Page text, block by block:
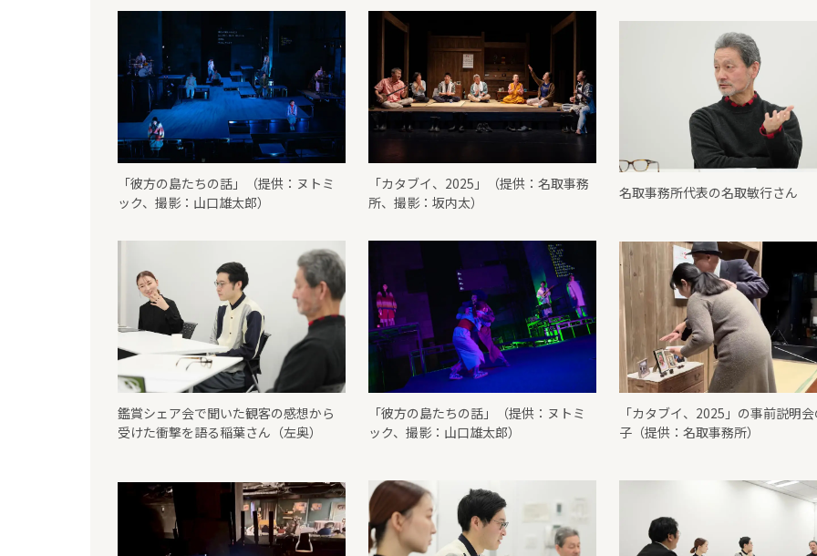
「彼方の島たちの話」（提供：ヌトミ
ック、撮影：山口雄太郎）
「カタブイ、2025」（提供：名取事務
所、撮影：坂内太）
名取事務所代表の名取敏行さん
鑑賞シェア会で聞いた観客の感想から
受けた衝撃を語る稲葉さん（左奥）
「彼方の島たちの話」（提供：ヌトミ
ック、撮影：山口雄太郎）
「カタブイ、2025」の事前説明
子（提供：名取事務所）